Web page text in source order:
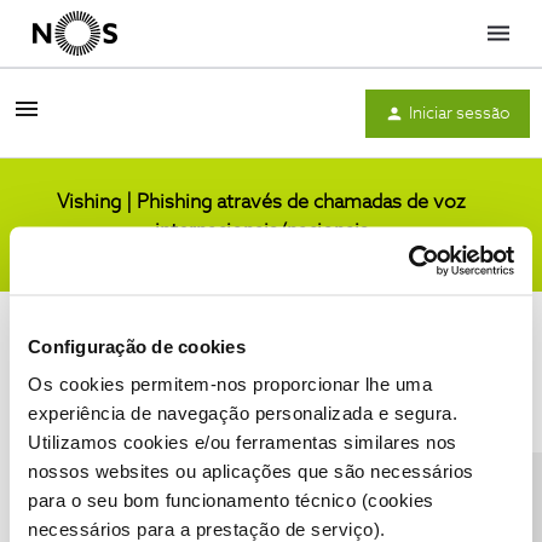
Configuração de cookies
Os cookies permitem-nos proporcionar lhe uma
experiência de navegação personalizada e segura.
Utilizamos cookies e/ou ferramentas similares nos
nossos websites ou aplicações que são necessários
para o seu bom funcionamento técnico (cookies
necessários para a prestação de serviço).
Menu
Iniciar sessão
Vishing | Phishing através de chamadas de voz
internacionais/nacionais
Condições do Fórum NOS Accessibility statement